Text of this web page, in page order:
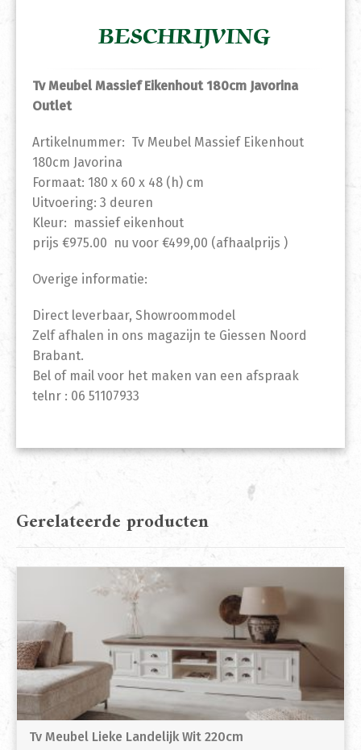
BESCHRIJVING
Tv Meubel Massief Eikenhout 180cm Javorina
Outlet
Artikelnummer: Tv Meubel Massief Eikenhout
180cm Javorina
Formaat: 180 x 60 x 48 (h) cm
Uitvoering: 3 deuren
Kleur: massief eikenhout
prijs €975.00 nu voor €499,00 (afhaalprijs )
Overige informatie:
Direct leverbaar, Showroommodel
Zelf afhalen in ons magazijn te Giessen Noord
Brabant.
Bel of mail voor het maken van een afspraak
telnr : 06 51107933
Gerelateerde producten
Tv Meubel Lieke Landelijk Wit 220cm